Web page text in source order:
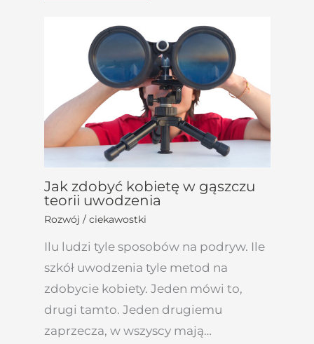
Jak zdobyć kobietę w gąszczu
teorii uwodzenia
Rozwój / ciekawostki
Ilu ludzi tyle sposobów na podryw. Ile
szkół uwodzenia tyle metod na
zdobycie kobiety. Jeden mówi to,
drugi tamto. Jeden drugiemu
zaprzecza, w wszyscy mają…